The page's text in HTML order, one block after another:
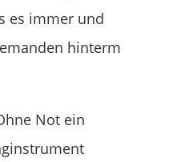
es immer und
hinterm
Not ein